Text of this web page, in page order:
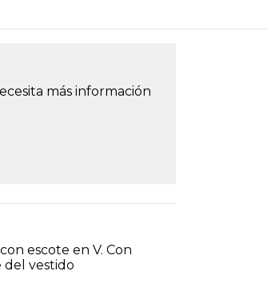
más información
escote en V. Con
del vestido